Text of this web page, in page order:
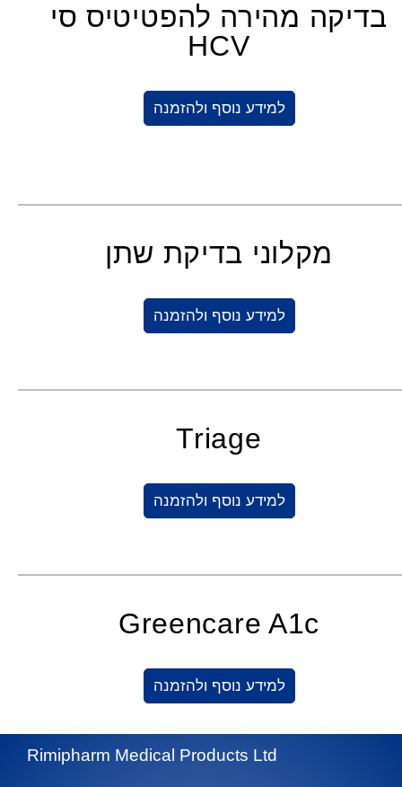
בדיקה מהירה להפטיטיס סי
HCV
למידע נוסף ולהזמנה
מקלוני בדיקת שתן
למידע נוסף ולהזמנה
Triage
למידע נוסף ולהזמנה
Greencare A1c
למידע נוסף ולהזמנה
Rimipharm Medical Products Ltd